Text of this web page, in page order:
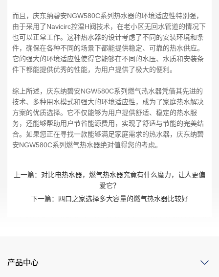
而且，庆东纳碧安NGW580C系列热水器的环境适应性特别强，
由于采用了Navicirc控温H阀技术，在老小区无回水管道的情况下
也可以正常工作。这种热水器的设计考虑了不同的安装环境和条
件，确保在各种不同的场景下都能提供稳定、可靠的热水供应。
它的强大的环境适应性使得它能够在不同的水压、水质和安装条
件下都能提供优秀的性能，为用户提供了极大的便利。
综上所述，庆东纳碧安NGW580C系列燃气热水器凭借其先进的
技术、多种用水模式和强大的环境适应性，成为了家庭热水解决
方案的优质选择。它不仅能够为用户提供舒适、稳定的热水服
务，还能够帮助用户节省能源费用，实现了舒适与节能的完美结
合。如果您正在寻找一款能够满足家庭需求的热水器，庆东纳碧
安NGW580C系列燃气热水器绝对值得您的考虑。
上一篇： 对比电热水器，燃气热水器究竟有什么魔力，让人更偏
爱它？
下一篇：
四口之家选择多大容量的燃气热水器比较好
产品中心